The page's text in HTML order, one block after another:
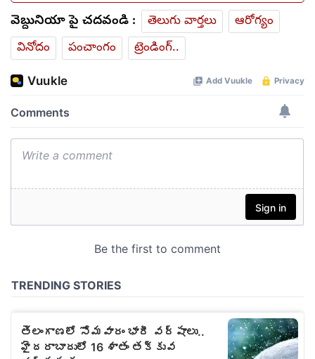
వెబ్దునియా పై చదవండి : తెలుగు వార్తలు
ఆరోగ్యం
వినోదం
పంచాంగం ట్రెండింగ్..